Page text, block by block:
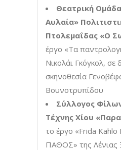
Θεατρική
Αυλαία»
Πτολεμαΐδας «Ο
έργο «Τα
Νικολάι Γκόγκολ, σε
σκηνοθεσία
Βουνοτρυπίδου
Σύλλογος
Τέχνης Χίου
το έργο «Frida
ΠΑΘΟΣ» της Λένιας